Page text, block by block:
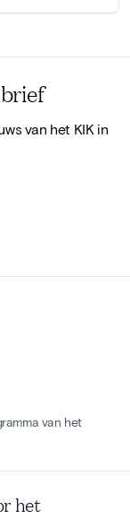
van het KIK in
van het
het